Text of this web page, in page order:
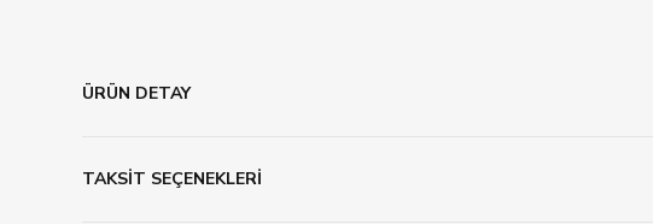
ÜRÜN DETAY
TAKSİT SEÇENEKLERİ